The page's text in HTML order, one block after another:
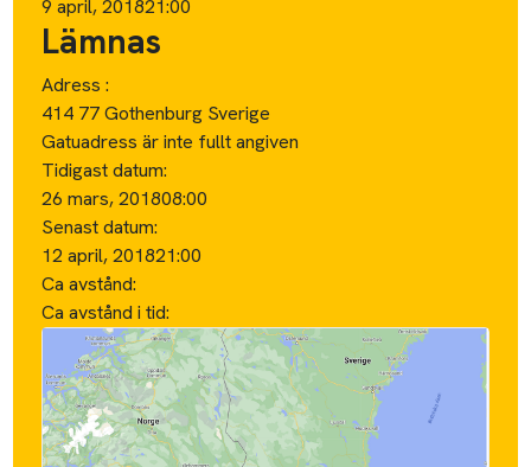
9 april, 201821:00
Lämnas
Adress :
414 77 Gothenburg Sverige
Gatuadress är inte fullt angiven
Tidigast datum:
26 mars, 201808:00
Senast datum:
12 april, 201821:00
Ca avstånd:
Ca avstånd i tid: